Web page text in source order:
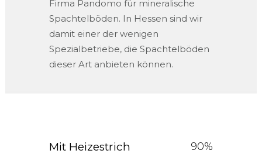
Firma Pandomo für mineralische
Spachtelböden. In Hessen sind wir
damit einer der wenigen
Spezialbetriebe, die Spachtelböden
dieser Art anbieten können.
Mit Heizestrich 100%